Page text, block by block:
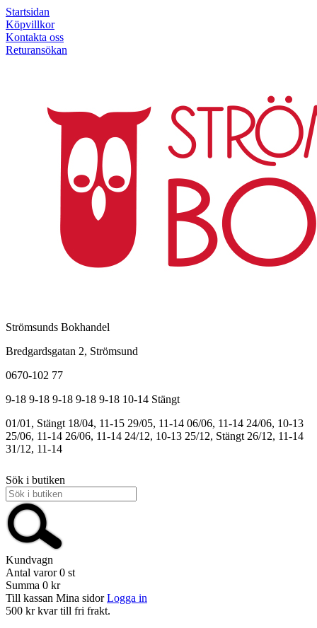
Startsidan
Köpvillkor
Kontakta oss
Returansökan
Strömsunds Bokhandel
Bredgardsgatan 2, Strömsund
0670-102 77
9-18 9-18 9-18 9-18 9-18 10-14 Stängt
01/01, Stängt 18/04, 11-15 29/05, 11-14 06/06, 11-14 24/06, 10-13
25/06, 11-14 26/06, 11-14 24/12, 10-13 25/12, Stängt 26/12, 11-14
31/12, 11-14
Sök i butiken
Kundvagn
Antal varor 0 st
Summa 0 kr
Till kassan Mina sidor Logga in
500 kr kvar till fri frakt.